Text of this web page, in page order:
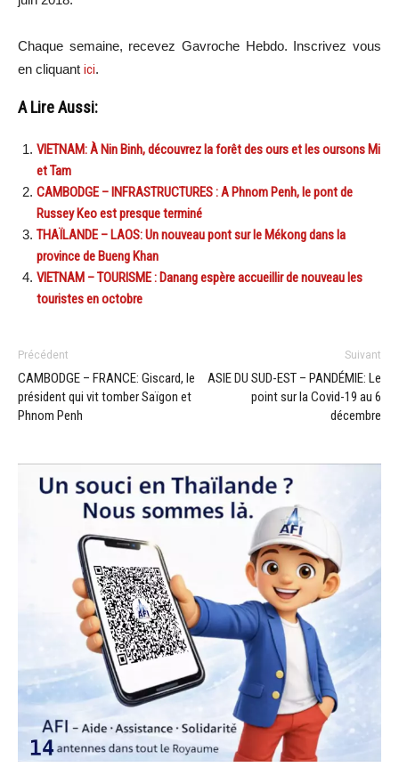
Chaque semaine, recevez Gavroche Hebdo. Inscrivez vous
en cliquant ici.
A Lire Aussi:
VIETNAM: À Nin Binh, découvrez la forêt des ours et les oursons Mi
et Tam
CAMBODGE – INFRASTRUCTURES : A Phnom Penh, le pont de
Russey Keo est presque terminé
THAÏLANDE – LAOS: Un nouveau pont sur le Mékong dans la
province de Bueng Khan
VIETNAM – TOURISME : Danang espère accueillir de nouveau les
touristes en octobre
Précédent
CAMBODGE – FRANCE: Giscard, le
président qui vit tomber Saïgon et
Phnom Penh
Suivant
ASIE DU SUD-EST – PANDÉMIE: Le
point sur la Covid-19 au 6
décembre